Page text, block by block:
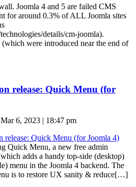
Joomla 4 and 5 are failed CMS
for around 0.3% of ALL Joomla sites
details/cm-joomla).
were introduced near the end of
release: Quick Menu (for
Mar 6, 2023 | 18:47 pm
Quick Menu, a new free admin
adds a handy top-side (desktop)
menu in the Joomla 4 backend. The
is to restore UX sanity & reduce[…]